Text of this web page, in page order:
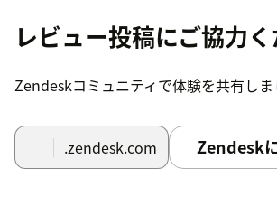
レビュー投稿にご協力
Zendeskコミュニティで体験を共有しま
.zendesk.com Zendesk